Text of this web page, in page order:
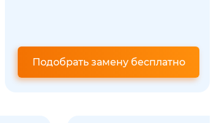
Подобрать замену бесплатно